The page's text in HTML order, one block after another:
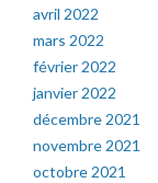
avril 2022
mars 2022
février 2022
janvier 2022
décembre 2021
novembre 2021
octobre 2021